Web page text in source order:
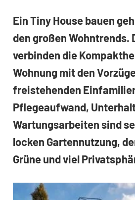
Ein Tiny House bauen
den großen Wohntrends.
verbinden die
Wohnung mit den
freistehenden
Pflegeaufwand,
Wartungsarbeiten sind
locken Gartennutzung,
Grüne und viel